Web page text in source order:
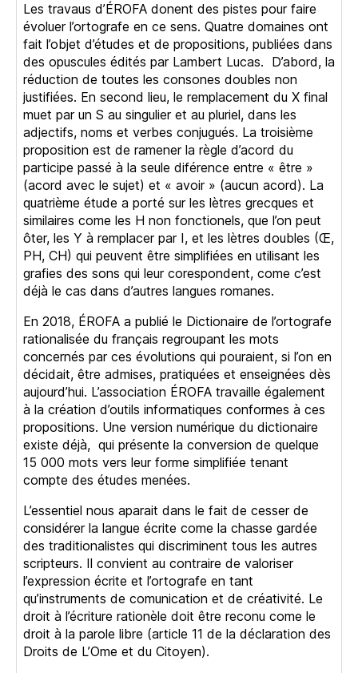
Les travaus d’ÉROFA donent des pistes pour faire
évoluer l’ortografe en ce sens. Quatre domaines ont
fait l’objet d’études et de propositions, publiées dans
des opuscules édités par Lambert Lucas. D’abord, la
réduction de toutes les consones doubles non
justifiées. En second lieu, le remplacement du X final
muet par un S au singulier et au pluriel, dans les
adjectifs, noms et verbes conjugués. La troisième
proposition est de ramener la règle d’acord du
participe passé à la seule diférence entre « être »
(acord avec le sujet) et « avoir » (aucun acord). La
quatrième étude a porté sur les lètres grecques et
similaires come les H non fonctionels, que l’on peut
ôter, les Y à remplacer par I, et les lètres doubles (Œ,
PH, CH) qui peuvent être simplifiées en utilisant les
grafies des sons qui leur corespondent, come c’est
déjà le cas dans d’autres langues romanes.
En 2018, ÉROFA a publié le Dictionaire de l’ortografe
rationalisée du français regroupant les mots
concernés par ces évolutions qui pouraient, si l’on en
décidait, être admises, pratiquées et enseignées dès
aujourd’hui. L’association ÉROFA travaille également
à la création d’outils informatiques conformes à ces
propositions. Une version numérique du dictionaire
existe déjà, qui présente la conversion de quelque
15 000 mots vers leur forme simplifiée tenant
compte des études menées.
L’essentiel nous aparait dans le fait de cesser de
considérer la langue écrite come la chasse gardée
des traditionalistes qui discriminent tous les autres
scripteurs. Il convient au contraire de valoriser
l’expression écrite et l’ortografe en tant
qu’instruments de comunication et de créativité. Le
droit à l’écriture rationèle doit être reconu come le
droit à la parole libre (article 11 de la déclaration des
Droits de L’Ome et du Citoyen).